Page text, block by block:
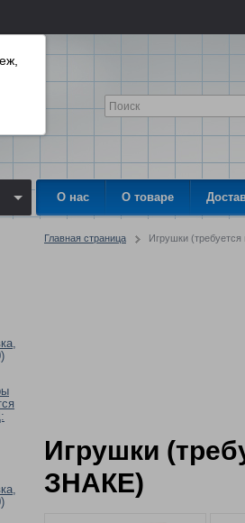
О нас О товаре
Главная страница Игрушки
Игрушки
ЗНАКЕ)